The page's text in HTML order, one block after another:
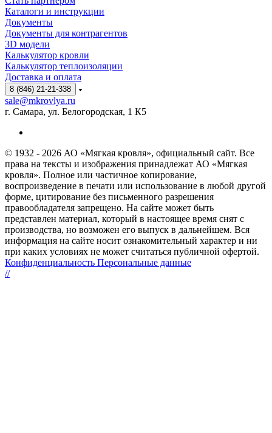
Каталоги и инструкции
Документы
Документы для контрагентов
3D модели
Калькулятор кровли
Калькулятор теплоизоляции
Доставка и оплата
8 (846) 21-21-338
sale@mkrovlya.ru
г. Самара, ул. Белогородская, 1 К5
© 1932 - 2026 АО «Мягкая кровля», официальный сайт. Все
права на тексты и изображения принадлежат АО «Мягкая
кровля». Полное или частичное копирование,
воспроизведение в печати или использование в любой другой
форме, цитирование без письменного разрешения
правообладателя запрещено. На сайте может быть
представлен материал, который в настоящее время снят с
производства, но возможен его выпуск в дальнейшем. Вся
информация на сайте носит ознакомительный характер и ни
при каких условиях не может считаться публичной офертой.
Конфиденциальность Персональные данные
//